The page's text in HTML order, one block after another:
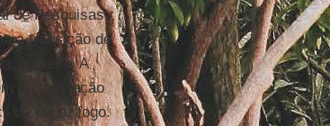
de Pesquisas
a transição de
seca. A
uma estação
de pegar fogo.